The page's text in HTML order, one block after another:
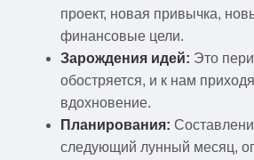
проект, новая привычка,
финансовые цели.
Зарождения идей: Это
обостряется, и к нам
вдохновение.
Планирования:
следующий лунный месяц,